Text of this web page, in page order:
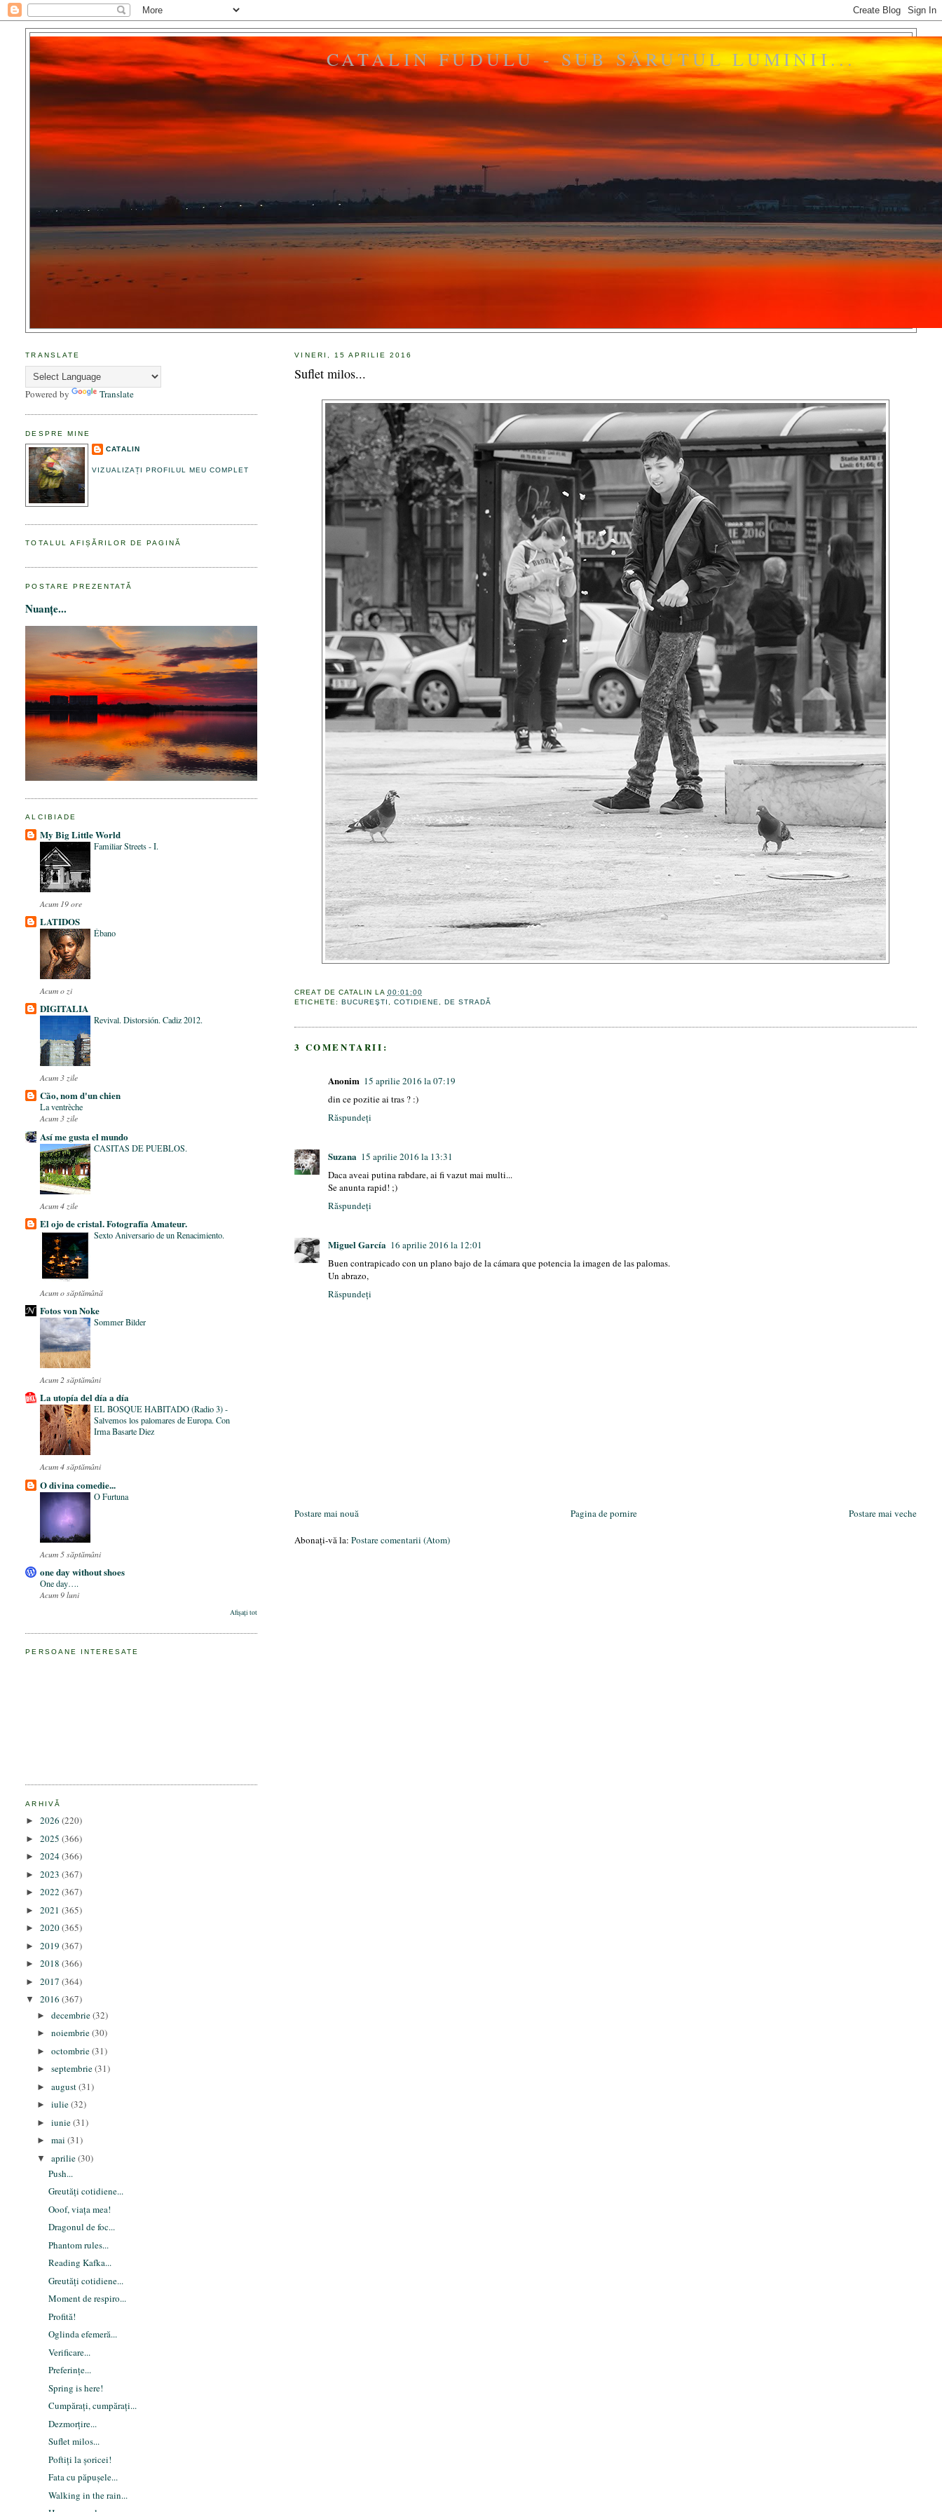
CATALIN FUDULU - SUB SĂRUTUL LUMINII...
VINERI, 15 APRILIE 2016
Suflet milos...
CREAT DE CATALIN LA 00:01:00
ETICHETE:
BUCUREŞTI , COTIDIENE, DE STRADĂ
3 COMENTARII:
Anonim 15 aprilie 2016 la 07:19
din ce pozitie ai tras ? :)
Răspundeți
Suzana 15 aprilie 2016 la 13:31
Daca aveai putina rabdare, ai fi vazut mai multi...
Se anunta rapid! ;)
Răspundeți
Miguel García 16 aprilie 2016 la 12:01
Buen contrapicado con un plano bajo de la cámara que potencia la imagen de las palomas.
Un abrazo,
Răspundeți
Postare mai nouă Postare mai veche
Pagina de pornire
Abonați-vă la:Postare comentarii (Atom)
TRANSLATE
Powered by Translate
DESPRE MINE
CATALIN
VIZUALIZAȚI PROFILUL MEU COMPLET
TOTALUL AFIȘĂRILOR DE PAGINĂ
POSTARE PREZENTATĂ
Nuanțe...
ALCIBIADE
My Big Little World
Familiar Streets - I.
Acum 19 ore
LATIDOS
Ébano
Acum o zi
DIGITALIA
Revival. Distorsión. Cadiz 2012.
Acum 3 zile
Cão, nom d'un chien
La ventrèche
Acum 3 zile
Así me gusta el mundo
CASITAS DE PUEBLOS.
Acum 4 zile
El ojo de cristal. Fotografía Amateur.
Sexto Aniversario de un Renacimiento.
Acum o săptămână
Fotos von Noke
Sommer Bilder
Acum 2 săptămâni
La utopía del día a día
EL BOSQUE HABITADO (Radio 3) -
Salvemos los palomares de Europa. Con
Irma Basarte Diez
Acum 4 săptămâni
O divina comedie...
O Furtuna
Acum 5 săptămâni
one day without shoes
One day….
Acum 9 luni
Afișați tot
PERSOANE INTERESATE
ARHIVĂ
►2026(220)
►2025(366)
►2024(366)
►2023(367)
►2022(367)
►2021(365)
►2020(365)
►2019(367)
►2018(366)
►2017(364)
▼2016(367)
►decembrie(32)
►noiembrie(30)
►octombrie(31)
►septembrie(31)
►august(31)
►iulie(32)
►iunie(31)
►mai(31)
▼aprilie(30)
Push...
Greutăți cotidiene...
Ooof, viața mea!
Dragonul de foc...
Phantom rules...
Reading Kafka...
Greutăți cotidiene...
Moment de respiro...
Profită!
Oglinda efemeră...
Verificare...
Preferințe...
Spring is here!
Cumpărați, cumpărați...
Dezmorțire...
Suflet milos...
Poftiți la șoricei!
Fata cu păpușele...
Walking in the rain...